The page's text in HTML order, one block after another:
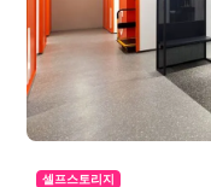
셀프스토리지